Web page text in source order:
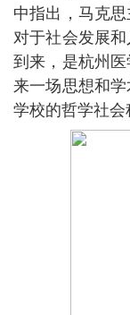
中指出，马克
对于社会发展
到来，是杭州
来一场思想和
学校的哲学社会